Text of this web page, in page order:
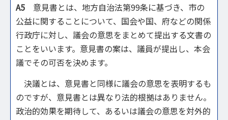
A5 意見書とは、地方自治法第99条に基づき、市の
公益に関することについて、国会や国、府などの関係
行政庁に対し、議会の意思をまとめて提出する文書の
ことをいいます。意見書の案は、議員が提出し、本会
議でその可否を決めます。
決議とは、意見書と同様に議会の意思を表明するも
のですが、意見書とは異なり法的根拠はありません。
政治的効果を期待して、あるいは議会の意思を対外的